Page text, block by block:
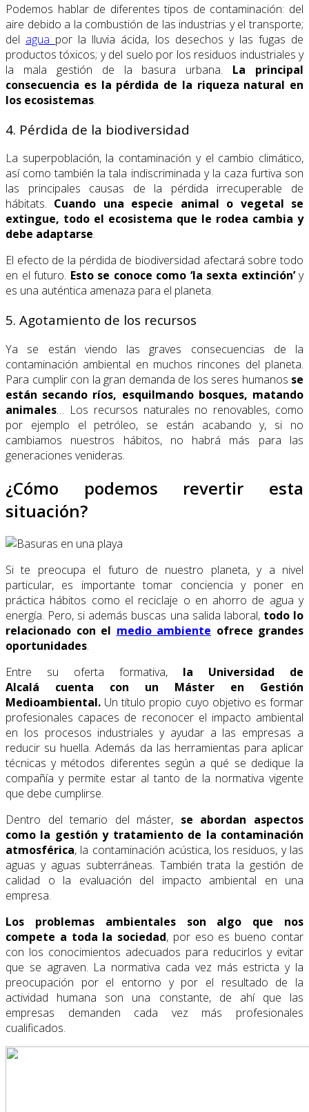
Podemos hablar de diferentes tipos de contaminación: del
aire debido a la combustión de las industrias y el transporte;
del agua por la lluvia ácida, los desechos y las fugas de
productos tóxicos; y del suelo por los residuos industriales y
la mala gestión de la basura urbana. La principal
consecuencia es la pérdida de la riqueza natural en
los ecosistemas.
4. Pérdida de la biodiversidad
La superpoblación, la contaminación y el cambio climático,
así como también la tala indiscriminada y la caza furtiva son
las principales causas de la pérdida irrecuperable de
hábitats. Cuando una especie animal o vegetal se
extingue, todo el ecosistema que le rodea cambia y
debe adaptarse.
El efecto de la pérdida de biodiversidad afectará sobre todo
en el futuro. Esto se conoce como ‘la sexta extinción’y
es una auténtica amenaza para el planeta.
5. Agotamiento de los recursos
Ya se están viendo las graves consecuencias de la
contaminación ambiental en muchos rincones del planeta.
Para cumplir con la gran demanda de los seres humanos se
están secando ríos, esquilmando bosques, matando
animales… Los recursos naturales no renovables, como
por ejemplo el petróleo, se están acabando y, si no
cambiamos nuestros hábitos, no habrá más para las
generaciones venideras.
¿Cómo podemos revertir esta
situación?
Si te preocupa el futuro de nuestro planeta, y a nivel
particular, es importante tomar conciencia y poner en
práctica hábitos como el reciclaje o en ahorro de agua y
energía. Pero, si además buscas una salida laboral, todo lo
relacionado con el medio ambiente ofrece grandes
oportunidades.
Entre su oferta formativa, la Universidad de
Alcalá cuenta con un Máster en Gestión
Medioambiental. Un título propio cuyo objetivo es formar
profesionales capaces de reconocer el impacto ambiental
en los procesos industriales y ayudar a las empresas a
reducir su huella. Además da las herramientas para aplicar
técnicas y métodos diferentes según a qué se dedique la
compañía y permite estar al tanto de la normativa vigente
que debe cumplirse.
Dentro del temario del máster, se abordan aspectos
como la gestión y tratamiento de la contaminación
atmosférica, la contaminación acústica, los residuos, y las
aguas y aguas subterráneas. También trata la gestión de
calidad o la evaluación del impacto ambiental en una
empresa.
Los problemas ambientales son algo que nos
compete a toda la sociedad, por eso es bueno contar
con los conocimientos adecuados para reducirlos y evitar
que se agraven. La normativa cada vez más estricta y la
preocupación por el entorno y por el resultado de la
actividad humana son una constante, de ahí que las
empresas demanden cada vez más profesionales
cualificados.